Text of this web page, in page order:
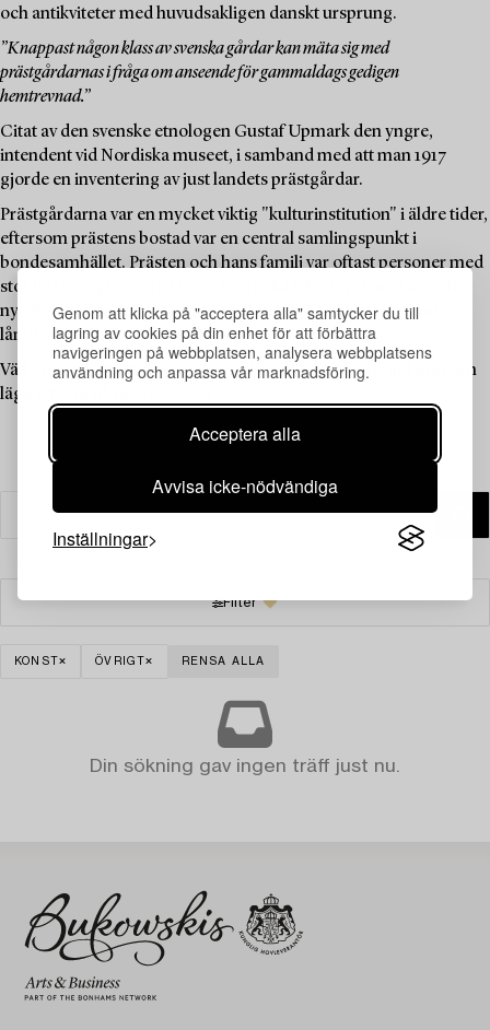
Genom att klicka på "acceptera alla" samtycker du till
lagring av cookies på din enhet för att förbättra
navigeringen på webbplatsen, analysera webbplatsens
användning och anpassa vår marknadsföring.
Acceptera alla
Avvisa icke-nödvändiga
Inställningar
och antikviteter med huvudsakligen danskt ursprung.
”Knappast någon klass av svenska gårdar kan mäta sig med
prästgårdarnas i fråga om anseende för gammaldags gedigen
hemtrevnad.”
Citat av den svenske etnologen Gustaf Upmark den yngre,
intendent vid Nordiska museet, i samband med att man 1917
gjorde en inventering av just landets prästgårdar.
Prästgårdarna var en mycket viktig "kulturinstitution" i äldre tider,
eftersom prästens bostad var en central samlingspunkt i
bondesamhället. Prästen och hans familj var oftast personer med
stor läskunnighet som kunde förmedla bildning, kunskap och
nyheter, och prästgården fungerade därför som ett "kulturhus"
långt innan sådana fanns tillgängliga för allmänheten.
Välkommen att utforska de unika föremålen i denna auktion och
lägg ett bud på dina favoriter.
Filter
KONST ÖVRIGT RENSA ALLA
Din sökning gav ingen träff just nu.